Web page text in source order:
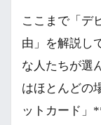
ここまで「デ
由」を解説し
な人たちが選
はほとんどの
ットカード」